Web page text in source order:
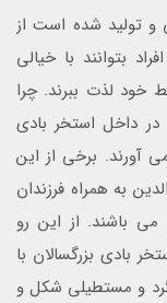
و تولید شده است از
بتوانند با خیالی
خود لذت ببرند. چرا
در داخل استخر بادی
برخی از این
به همراه فرزندان
می باشند. از این رو
بادی بزرگسالان با
و مستطیلی شکل و